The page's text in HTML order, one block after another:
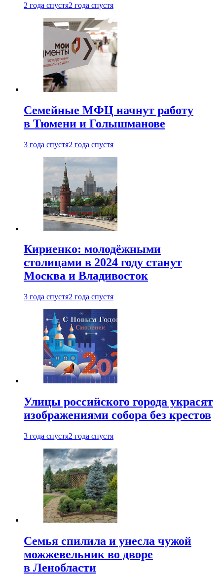
2 года спустя2 года спустя
Семейные МФЦ начнут работу
в Тюмени и Голышманове
3 года спустя2 года спустя
Кириенко: молодёжными
столицами в 2024 году станут
Москва и Владивосток
3 года спустя2 года спустя
Улицы российского города украсят
изображениями собора без крестов
3 года спустя2 года спустя
Семья спилила и унесла чужой
можжевельник во дворе
в Ленобласти